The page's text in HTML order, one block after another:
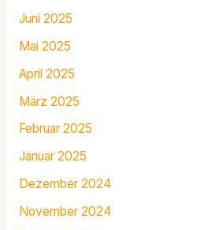
Juni 2025
Mai 2025
April 2025
März 2025
Februar 2025
Januar 2025
Dezember 2024
November 2024